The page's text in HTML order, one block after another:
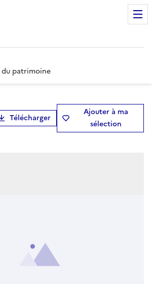
patrimoine
Télécharger
Ajouter à ma
sélection